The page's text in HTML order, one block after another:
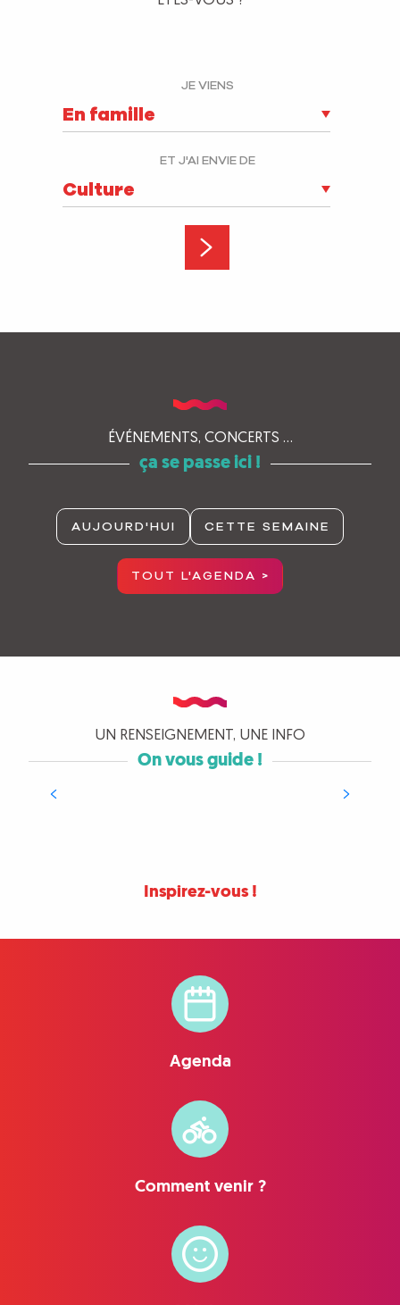
JE VIENS
ET J'AI ENVIE DE
ÉVÉNEMENTS, CONCERTS ...
ça se passe ici !
AUJOURD'HUI CETTE SEMAINE
TOUT L'AGENDA >
UN RENSEIGNEMENT, UNE INFO
On vous guide !
Inspirez-vous !
Agenda
Comment venir ?